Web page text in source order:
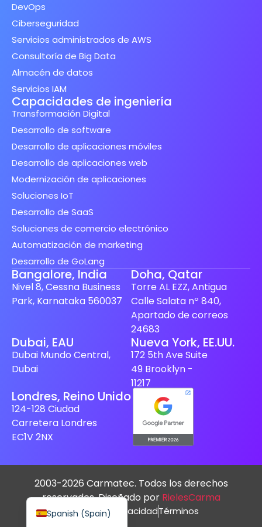
DevOps
Ciberseguridad
Servicios administrados de AWS
Consultoría de Big Data
Almacén de datos
Servicios IAM
Capacidades de ingeniería
Transformación Digital
Desarrollo de software
Desarrollo de aplicaciones móviles
Desarrollo de aplicaciones web
Modernización de aplicaciones
Soluciones IoT
Desarrollo de SaaS
Soluciones de comercio electrónico
Automatización de marketing
Desarrollo de GoLang
Bangalore, India
Nivel 8, Cessna Business
Park, Karnataka 560037
Doha, Qatar
Torre AL EZZ, Antigua
Calle Salata nº 840,
Apartado de correos
24683
Dubai, EAU
Dubai Mundo Central,
Dubai
Nueva York, EE.UU.
172 5th Ave Suite
49 Brooklyn -
11217
Londres, Reino Unido
124-128 Ciudad
Carretera Londres
EC1V 2NX
2003-2026 Carmatec. Todos los derechos
reservados. Diseñado por RielesCarma
política de privacidadTérminos
Spanish (Spain)
English
French
Japanese
Swedish
Finnish